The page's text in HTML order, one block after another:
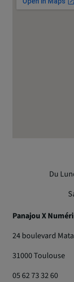
Du
Panajou X
24 boulevard
31000 Toulouse
05 62 73 32 60